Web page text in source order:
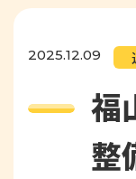
2025.12.09
福
整